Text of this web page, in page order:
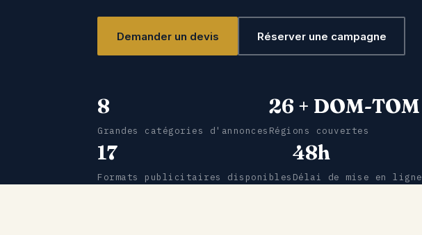
Demander un devis Réserver une campagne
8
Grandes catégories d'annonces
26 + DOM-TOM
Régions couvertes
17
Formats publicitaires disponibles
48h
Délai de mise en ligne